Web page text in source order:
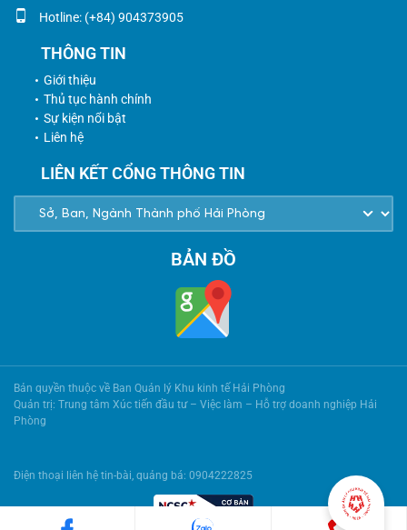
Hotline: (+84) 904373905
THÔNG TIN
Giới thiệu
Thủ tục hành chính
Sự kiện nổi bật
Liên hệ
LIÊN KẾT CỔNG THÔNG TIN
BẢN ĐỒ
Bản quyền thuộc về Ban Quản lý Khu kinh tế Hải Phòng
Quản trị: Trung tâm Xúc tiến đầu tư – Việc làm – Hỗ trợ doanh nghiệp Hải
Phòng
Điện thoại liên hệ tin-bài, quảng bá: 0904222825